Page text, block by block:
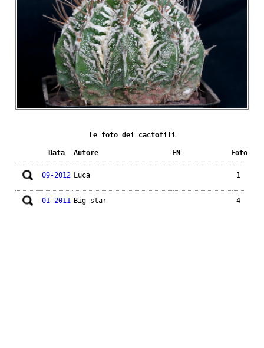
Le foto dei cactofili
Data Autore FN Foto
09-2012 Luca 1
01-2011 Big-star 4